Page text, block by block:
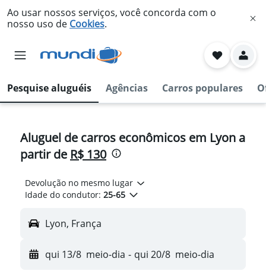
Ao usar nossos serviços, você concorda com o
nosso uso de Cookies.
Pesquise aluguéis Agências Carros populares
Aluguel de carros econômicos em Lyon a
partir de R$ 130
Devolução no mesmo lugar
Idade do condutor: 25-65
Lyon, França
qui 13/8 meio-dia - qui 20/8 meio-dia